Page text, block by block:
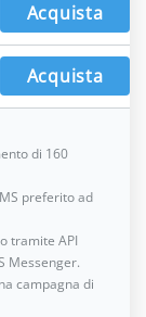
Acquista
Acquista
di 160
preferito ad
tramite API
Messenger.
campagna di